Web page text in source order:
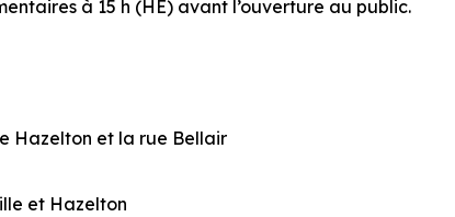
à 15 h (HE) avant l’ouverture au public.
Hazelton et la rue Bellair
et Hazelton